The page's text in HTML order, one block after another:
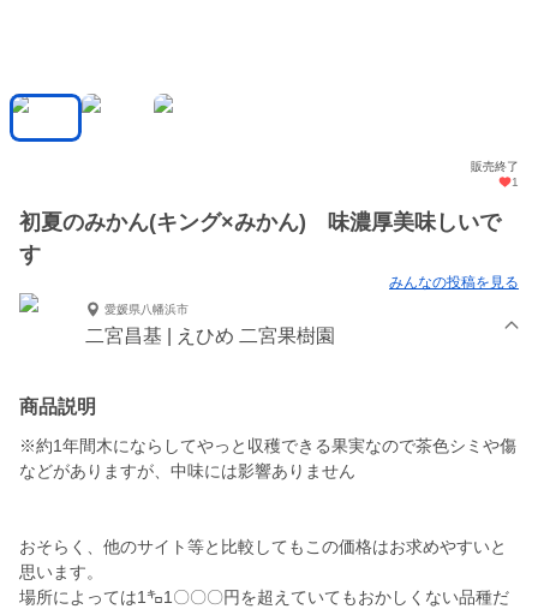
販売終了
1
初夏のみかん(キング×みかん) 味濃厚美味しいで
す
みんなの投稿を見る
愛媛県八幡浜市
二宮昌基 | えひめ 二宮果樹園
商品説明
※約1年間木にならしてやっと収穫できる果実なので茶色シミや傷
などがありますが、中味には影響ありません
おそらく、他のサイト等と比較してもこの価格はお求めやすいと
思います。
場所によっては1㌔1〇〇〇円を超えていてもおかしくない品種だ